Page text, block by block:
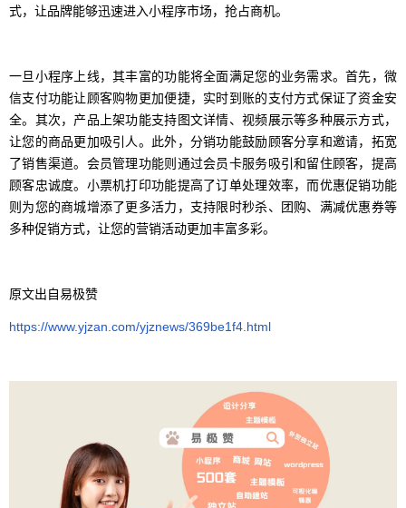
式，让品牌能够迅速进入小程序市场，抢占商机。
一旦小程序上线，其丰富的功能将全面满足您的业务需求。首先，微
信支付功能让顾客购物更加便捷，实时到账的支付方式保证了资金安
全。其次，产品上架功能支持图文详情、视频展示等多种展示方式，
让您的商品更加吸引人。此外，分销功能鼓励顾客分享和邀请，拓宽
了销售渠道。会员管理功能则通过会员卡服务吸引和留住顾客，提高
顾客忠诚度。小票机打印功能提高了订单处理效率，而优惠促销功能
则为您的商城增添了更多活力，支持限时秒杀、团购、满减优惠券等
多种促销方式，让您的营销活动更加丰富多彩。
原文出自易极赞
https://www.yjzan.com/yjznews/369be1f4.html